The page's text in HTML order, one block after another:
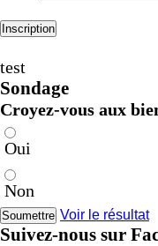
test
Sondage
Croyez-vous aux
Oui
Non
Voir le résultat
Suivez-nous sur